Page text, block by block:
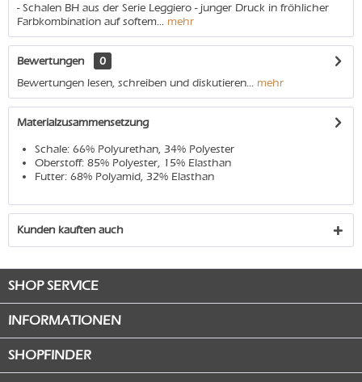
- Schalen BH aus der Serie Leggiero - junger Druck in fröhlicher
Farbkombination auf softem... mehr
Bewertungen
0
Bewertungen lesen, schreiben und diskutieren... mehr
Materialzusammensetzung
Schale: 66% Polyurethan, 34% Polyester
Oberstoff: 85% Polyester, 15% Elasthan
Futter: 68% Polyamid, 32% Elasthan
Kunden kauften auch
SHOP SERVICE
INFORMATIONEN
SHOPFINDER